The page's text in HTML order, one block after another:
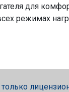
для
режимах